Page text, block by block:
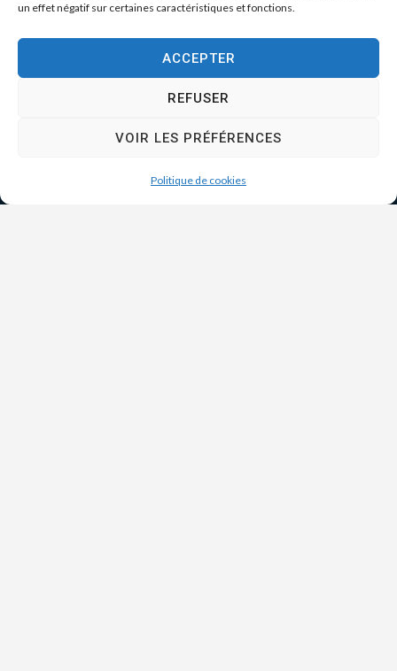
un effet négatif sur certaines caractéristiques et fonctions.
ACCEPTER
REFUSER
VOIR LES PRÉFÉRENCES
Politique de cookies